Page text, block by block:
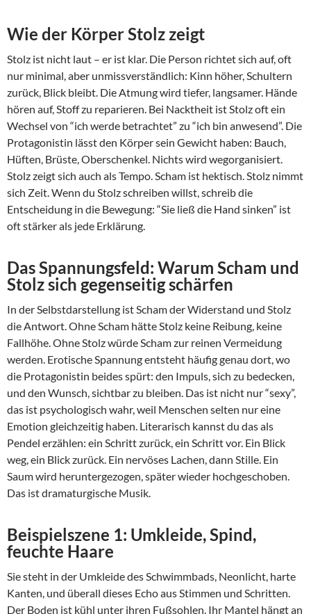
Wie der Körper Stolz zeigt
Stolz ist nicht laut – er ist klar. Die Person richtet sich auf, oft
nur minimal, aber unmissverständlich: Kinn höher, Schultern
zurück, Blick bleibt. Die Atmung wird tiefer, langsamer. Hände
hören auf, Stoff zu reparieren. Bei Nacktheit ist Stolz oft ein
Wechsel von “ich werde betrachtet” zu “ich bin anwesend”. Die
Protagonistin lässt den Körper sein Gewicht haben: Bauch,
Hüften, Brüste, Oberschenkel. Nichts wird wegorganisiert.
Stolz zeigt sich auch als Tempo. Scham ist hektisch. Stolz nimmt
sich Zeit. Wenn du Stolz schreiben willst, schreib die
Entscheidung in die Bewegung: “Sie ließ die Hand sinken” ist
oft stärker als jede Erklärung.
Das Spannungsfeld: Warum Scham und
Stolz sich gegenseitig schärfen
In der Selbstdarstellung ist Scham der Widerstand und Stolz
die Antwort. Ohne Scham hätte Stolz keine Reibung, keine
Fallhöhe. Ohne Stolz würde Scham zur reinen Vermeidung
werden. Erotische Spannung entsteht häufig genau dort, wo
die Protagonistin beides spürt: den Impuls, sich zu bedecken,
und den Wunsch, sichtbar zu bleiben. Das ist nicht nur “sexy”,
das ist psychologisch wahr, weil Menschen selten nur eine
Emotion gleichzeitig haben. Literarisch kannst du das als
Pendel erzählen: ein Schritt zurück, ein Schritt vor. Ein Blick
weg, ein Blick zurück. Ein nervöses Lachen, dann Stille. Ein
Saum wird heruntergezogen, später wieder hochgeschoben.
Das ist dramaturgische Musik.
Beispielszene 1: Umkleide, Spind,
feuchte Haare
Sie steht in der Umkleide des Schwimmbads, Neonlicht, harte
Kanten, und überall dieses Echo aus Stimmen und Schritten.
Der Boden ist kühl unter ihren Fußsohlen. Ihr Mantel hängt an